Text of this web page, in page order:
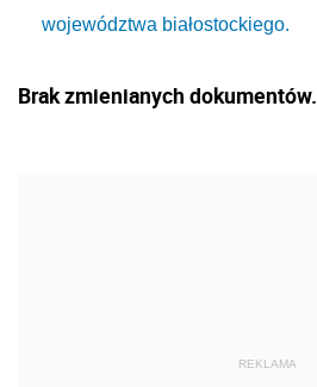
województwa białostockiego.
Brak zmienianych dokumentów.